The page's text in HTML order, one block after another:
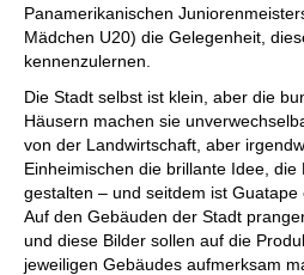
Panamerikanischen
Mädchen U20) die Gelegenheit,
kennenzulernen.
Die Stadt selbst ist klein, aber die
Häusern machen sie
von der Landwirtschaft, aber
Einheimischen die brillante Idee, die
gestalten – und seitdem ist Guatape
Auf den Gebäuden der Stadt
und diese Bilder sollen auf die
jeweiligen Gebäudes aufmerksam